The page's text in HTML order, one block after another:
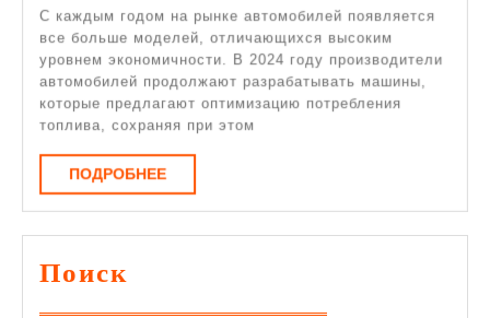
И
Дизельные
2024
С каждым годом на рынке автомобилей появляется
все больше моделей, отличающихся высоким
уровнем экономичности. В 2024 году производители
автомобилей продолжают разрабатывать машины,
которые предлагают оптимизацию потребления
топлива, сохраняя при этом
ПОДРОБНЕЕПОДРОБНЕЕ
Поиск